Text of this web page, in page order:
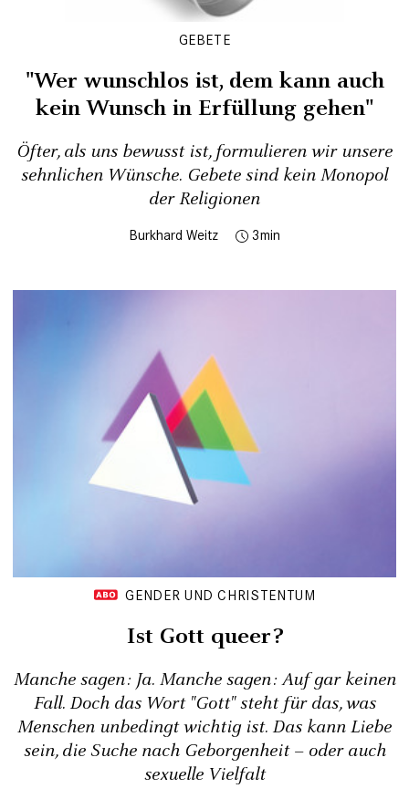
GEBETE
"Wer wunschlos ist, dem kann auch
kein Wunsch in Erfüllung gehen"
Öfter, als uns bewusst ist, formulieren wir unsere
sehnlichen Wünsche. Gebete sind kein Monopol
der Religionen
Burkhard Weitz 3
GENDER UND CHRISTENTUM
Ist Gott queer?
Manche sagen: Ja. Manche sagen: Auf gar keinen
Fall. Doch das Wort "Gott" steht für das, was
Menschen unbedingt wichtig ist. Das kann Liebe
sein, die Suche nach Geborgenheit – oder auch
sexuelle Vielfalt